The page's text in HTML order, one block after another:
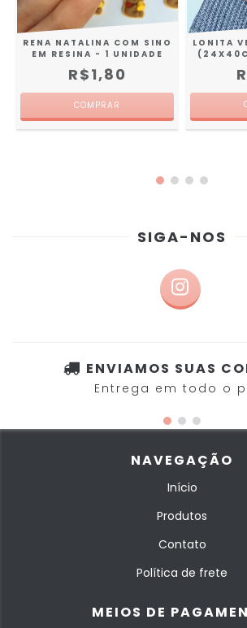
RENA NATALINA COM SINO
EM RESINA - 1 UNIDADE
R$1,80
LONITA
SIGA-NOS
ENVIAMOS SUAS
Entrega em todo o
NAVEGAÇÃO
Início
Produtos
Contato
Política de frete
MEIOS DE